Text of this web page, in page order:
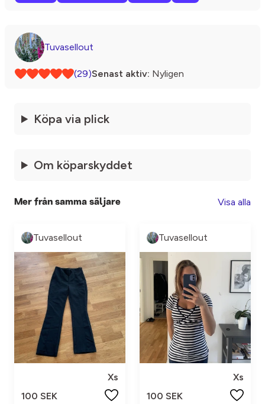
Tuvasellout
(29)Senast aktiv: Nyligen
Köpa via plick
Om köparskyddet
Mer från samma säljare Visa alla
Tuvasellout
Xs
100 SEK
Tuvasellout
Xs
100 SEK